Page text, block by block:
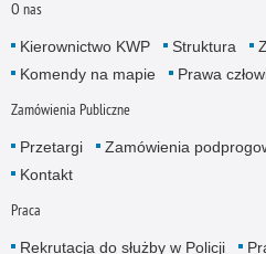
O nas
Kierownictwo KWP Struktura
Komendy na mapie
Prawa
Zamówienia Publiczne
Przetargi Zamówienia
Kontakt
Praca
Rekrutacja do służby w Policji